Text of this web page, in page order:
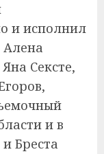
и исполнил
Алена
Сексте,
и в
Бреста